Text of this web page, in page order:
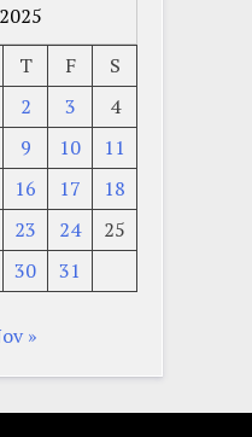
T F
S
2 3
4
9 10
11
16 17
18
23 24
25
30 31
»